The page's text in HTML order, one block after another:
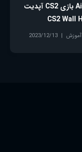
وال هک و AimBot بازی CS2 آپدیت
آموزش
2023/12/13